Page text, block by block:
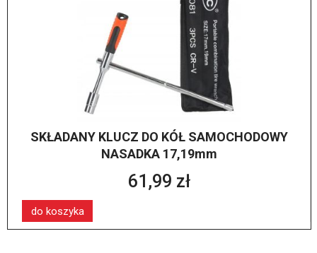
SKŁADANY KLUCZ DO KÓŁ SAMOCHODOWY
NASADKA 17,19mm
61,99 zł
do koszyka